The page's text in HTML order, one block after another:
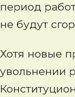
период
не будут
Хотя новые
увольнении